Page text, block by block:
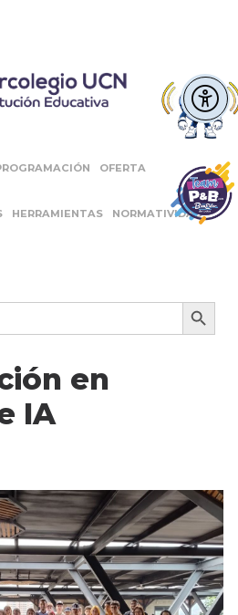
OFERTA
HERRAMIENTAS NORMATIVIDAD
Botón
en
IA